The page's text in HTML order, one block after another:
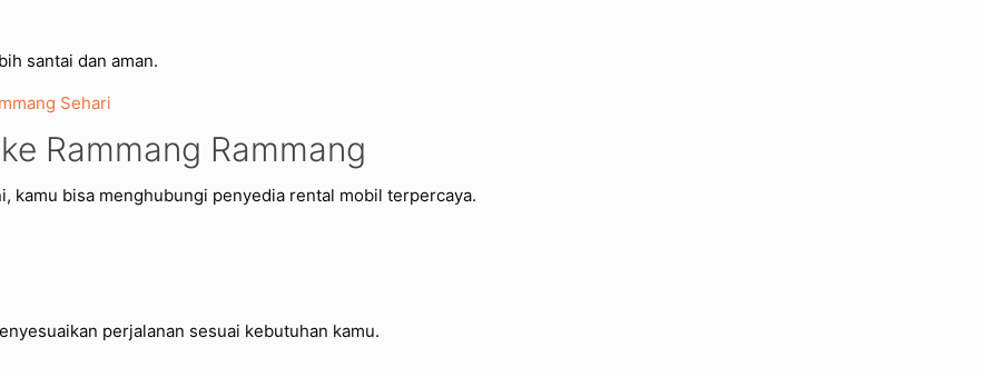
santai dan aman.
Sehari
Rammang Rammang
kamu bisa menghubungi penyedia rental mobil terpercaya.
perjalanan sesuai kebutuhan kamu.